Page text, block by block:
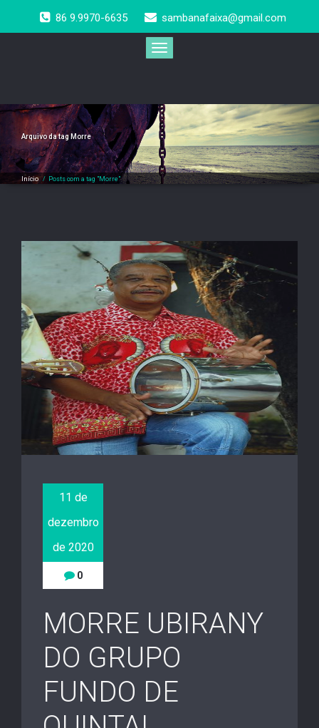
content
86 9.9970-6635 sambanafaixa@gmail.com
Toggle
navigation
Arquivo da tagMorre
Início / Posts com a tag "Morre"
11 de
dezembro
de 2020
0
MORRE UBIRANY
DO GRUPO
FUNDO DE